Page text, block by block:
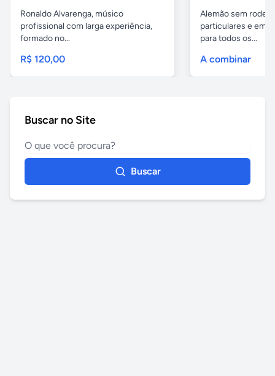
Ronaldo Alvarenga, músico
profissional com larga experiência,
formado no...
R$ 120,00
Alemão sem
particulares e em
para todos os...
A combinar
Buscar no Site
Buscar